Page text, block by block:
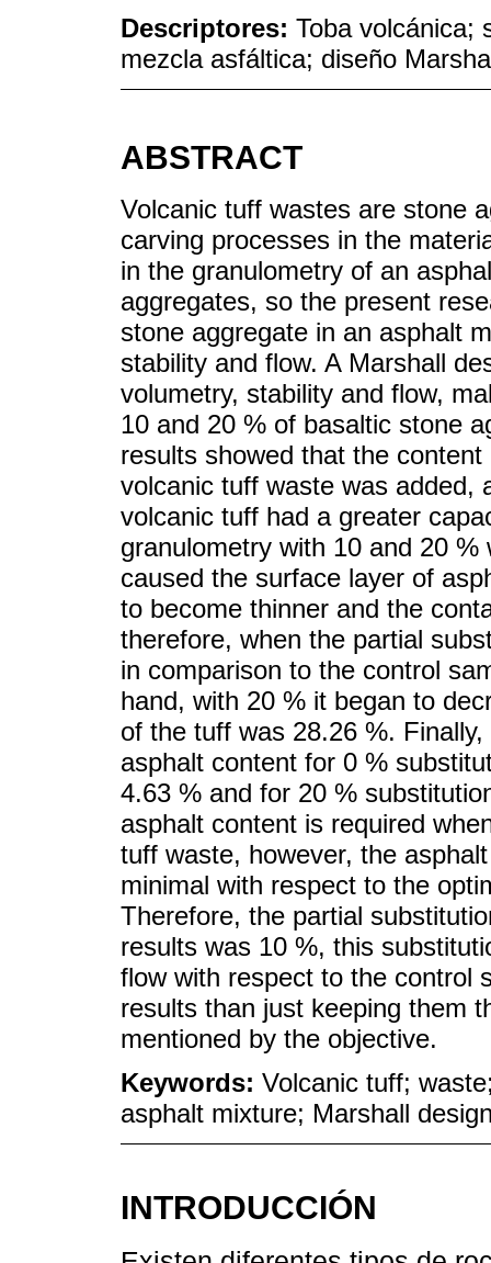
Descriptores: Toba volcánica;
mezcla asfáltica; diseño
ABSTRACT
Volcanic tuff wastes are stone
carving processes in the
in the granulometry of an
aggregates, so the present
stone aggregate in an asphalt
stability and flow. A Marshall
volumetry, stability and flow,
10 and 20 % of basaltic stone
results showed that the
volcanic tuff waste was added,
volcanic tuff had a greater
granulometry with 10 and 20
caused the surface layer of
to become thinner and the
therefore, when the partial
in comparison to the control
hand, with 20 % it began to
of the tuff was 28.26 %.
asphalt content for 0 %
4.63 % and for 20 %
asphalt content is required
tuff waste, however, the
minimal with respect to the
Therefore, the partial
results was 10 %, this
flow with respect to the control
results than just keeping them
mentioned by the objective.
Keywords: Volcanic tuff;
asphalt mixture; Marshall
INTRODUCCIÓN